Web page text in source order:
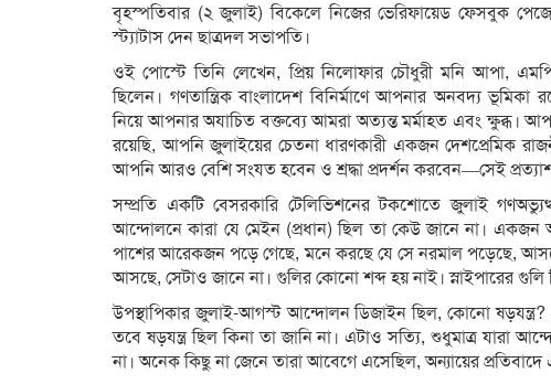
বৃহস্পতিবার (২ জুলাই) বিকেলে নিজের ভেরিফায়েড ফেসবুক
স্ট্যাটাস দেন ছাত্রদল সভাপতি।
ওই পোস্টে তিনি লেখেন, প্রিয় নিলোফার চৌধুরী মনি আপা,
ছিলেন। গণতান্ত্রিক বাংলাদেশ বিনির্মাণে আপনার অনবদ্য
নিয়ে আপনার অযাচিত বক্তব্যে আমরা অত্যন্ত মর্মাহত এবং ক্ষুব্ধ।
রয়েছি, আপনি জুলাইয়ের চেতনা ধারণকারী একজন দেশপ্রেমিক
আপনি আরও বেশি সংযত হবেন ও শ্রদ্ধা প্রদর্শন করবেন—সেই
সম্প্রতি একটি বেসরকারি টেলিভিশনের টকশোতে জুলাই
আন্দোলনে কারা যে মেইন (প্রধান) ছিল তা কেউ জানে না।
পাশের আরেকজন পড়ে গেছে, মনে করছে যে সে নরমাল পড়েছে,
আসছে, সেটাও জানে না। গুলির কোনো শব্দ হয় নাই। স্নাইপারের
উপস্থাপিকার জুলাই-আগস্ট আন্দোলন ডিজাইন ছিল, কোনো
তবে ষড়যন্ত্র ছিল কিনা তা জানি না। এটাও সত্যি, শুধুমাত্র যারা
না। অনেক কিছু না জেনে তারা আবেগে এসেছিল, অন্যায়ের